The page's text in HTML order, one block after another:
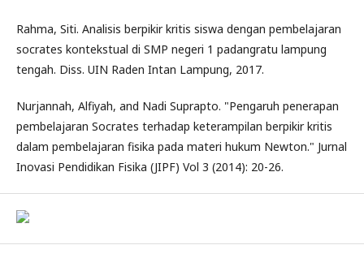
Rahma, Siti. Analisis berpikir kritis siswa dengan pembelajaran
socrates kontekstual di SMP negeri 1 padangratu lampung
tengah. Diss. UIN Raden Intan Lampung, 2017.
Nurjannah, Alfiyah, and Nadi Suprapto. "Pengaruh penerapan
pembelajaran Socrates terhadap keterampilan berpikir kritis
dalam pembelajaran fisika pada materi hukum Newton." Jurnal
Inovasi Pendidikan Fisika (JIPF) Vol 3 (2014): 20-26.